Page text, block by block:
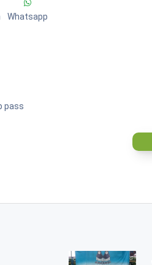
Whatsapp
pass